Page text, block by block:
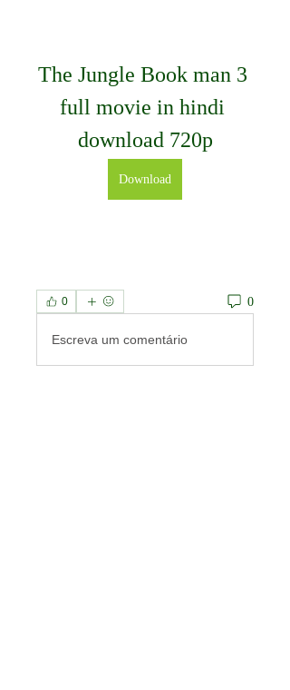
The Jungle Book man 3
full movie in hindi
download 720p
Download
0 0
Escreva um comentário